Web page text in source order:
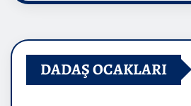
DADAŞ OCAKLARI